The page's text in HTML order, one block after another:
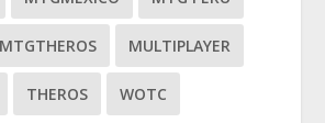
MTGTHEROS MULTIPLAYER
THEROS WOTC